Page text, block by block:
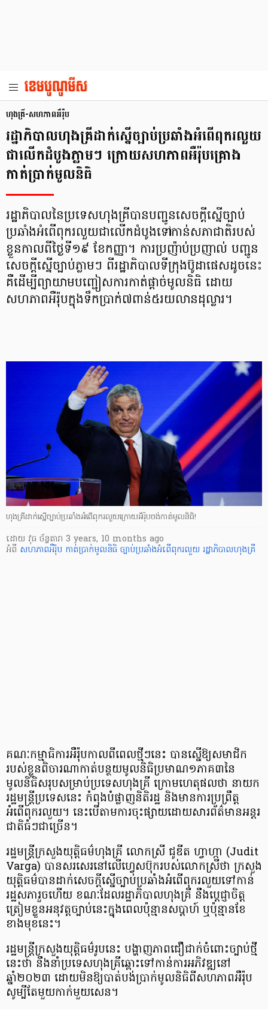
ហុងគ្រី-សហភាពអឺរ៉ុប
រដ្ឋាភិបាលហុងគ្រីដាក់ស្នើច្បាប់ប្រឆាំងអំពើពុករលួយ
ជាលើកដំបូងភ្លាមៗ ក្រោយសហភាពអឺរ៉ុបគ្រោង
កាត់ប្រាក់មូលនិធិ
រដ្ឋាភិបាលនៃប្រទេសហុងគ្រីបានបញ្ជូនសេចក្តីស្នើច្បាប់
ប្រឆាំងអំពើពុករលួយជាលើកដំបូងទៅកាន់សភាជាតិរបស់
ខ្លួនកាលពីថ្ងៃទី១៩ ខែកញ្ញា។ ការប្រញ៉ាប់ប្រញាល់ បញ្ជូន
សេចក្តីស្នើច្បាប់ភ្លាមៗ ពីរដ្ឋាភិបាលទីក្រុងប៊ូដាផេសដូចនេះ
គឺដើម្បីព្យាយាមបញ្ជៀសការកាត់ផ្ដាច់មូលនិធិ ដោយ
សហភាពអឺរ៉ុបក្នុងទឹកប្រាក់៧ពាន់៥រយលានដុល្លារ។
ហុងគ្រីដាក់ស្នើច្បាប់ប្រឆាំងអំពើពុករលួយក្រោយអឺរ៉ុបចង់កាត់មូលនិធិ!
ដោយ វុធ ច័ន្ទតារា 3 years, 10 months ago
អំពី សហភាពអឺរ៉ុប កាត់ប្រាក់មូលនិធិ ច្បាប់ប្រឆាំងអំពើពុករលួយ រដ្ឋាភិបាលហុងគ្រី
គណៈកម្មាធិការអឺរ៉ុបកាលពីពេលថ្មីៗនេះ បានស្នើឱ្យសមាជិក
របស់ខ្លួនពិចារណាកាត់បន្ថយមូលនិធិប្រមាណ១ភាគ៣នៃ
មូលនិធិសរុបសម្រាប់ប្រទេសហុងគ្រី ក្រោមហេតុផលថា នាយក
រដ្ឋមន្ត្រីប្រទេសនេះ កំពុងបំផ្លាញនិតិរដ្ឋ និងមានការប្រព្រឹត្ត
អំពើពុករលួយ។ នេះបើតាមការចុះផ្សាយដោយសារព័ត៌មានអន្តរ
ជាតិធំៗជាច្រើន។
រដ្ឋមន្ត្រីក្រសួងយុត្តិធម៌ហុងគ្រី លោកស្រី ជូឌីត ហ្វាហ្កា (Judit
Varga) បានសរសេរនៅលើហ្វេសប៊ុករបស់លោកស្រីថា ក្រសួង
យុត្តិធម៌បានដាក់សេចក្តីស្នើច្បាប់ប្រឆាំងអំពើពុករលួយទៅកាន់
រដ្ឋសភារួចហើយ ខណៈដែលរដ្ឋាភិបាលហុងគ្រី នឹងប្តេជ្ញាចិត្ត
ត្រៀមខ្លួនអនុវត្តច្បាប់នេះក្នុងពេលប៉ុន្មានសប្តាហ៍ ឬប៉ុន្មានខែ
ខាងមុខនេះ។
រដ្ឋមន្ត្រីក្រសួងយុត្តិធម៌រូបនេះ បង្ហាញភាពជឿជាក់ចំពោះច្បាប់ថ្មី
នេះថា នឹងនាំប្រទេសហុងគ្រីឆ្ពោះទៅកាន់ការអភិវឌ្ឍនៅ
ឆ្នាំ២០២៣ ដោយមិនឱ្យបាត់បង់ប្រាក់មូលនិធិពីសហភាពអឺរ៉ុប
សូម្បីតែមួយកាក់មួយសេន។